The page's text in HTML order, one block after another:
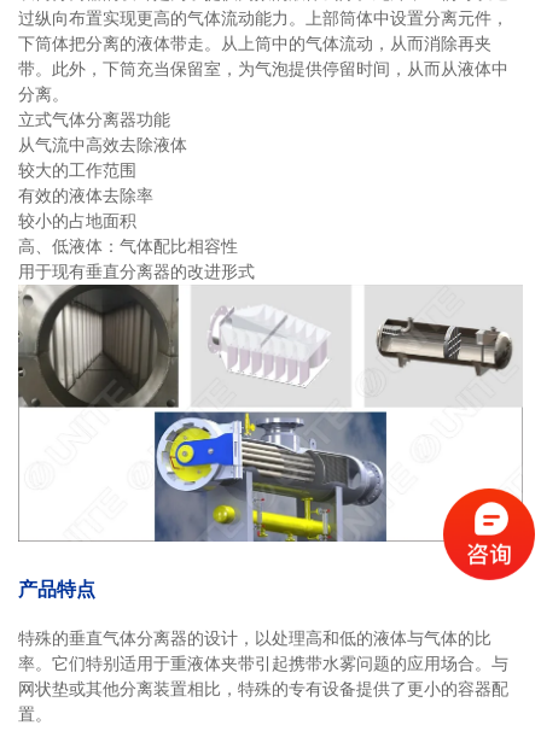
过纵向布置实现更高的气体流动能力。上部筒体中设置分离元件，
下筒体把分离的液体带走。从上筒中的气体流动，从而消除再夹
带。此外，下筒充当保留室，为气泡提供停留时间，从而从液体中
分离。
立式气体分离器功能
从气流中高效去除液体
较大的工作范围
有效的液体去除率
较小的占地面积
高、低液体：气体配比相容性
用于现有垂直分离器的改进形式
产品特点
特殊的垂直气体分离器的设计，以处理高和低的液体与气体的比
率。它们特别适用于重液体夹带引起携带水雾问题的应用场合。与
网状垫或其他分离装置相比，特殊的专有设备提供了更小的容器配
置。